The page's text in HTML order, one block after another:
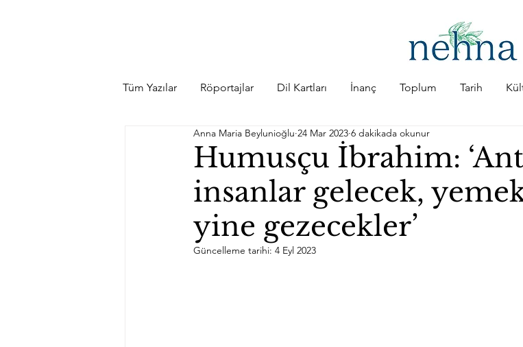
Tüm Yazılar Röportajlar Dil Kartları İnanç Toplum Tarih
Humusçu İbrahim:
insanlar gelecek,
yine gezecekler’
Anna Maria Beylunioğlu 24 Mar 2023 6 dakikada okunur
Güncelleme tarihi: 4 Eyl 2023